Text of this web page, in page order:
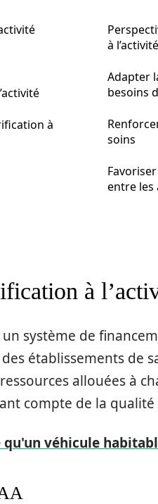
à
à l’activité
Adapter
besoins
soins
entre les
à
système de
des établissements de
allouées à
compte de la qualité
qu'un véhicule